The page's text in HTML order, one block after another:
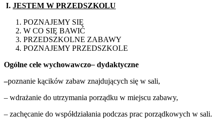
GRUPA
I. JESTEM W PRZEDSZKOLU
POZNAJEMY SIĘ
W CO SIĘ BAWIĆ
PRZEDSZKOLNE ZABAWY
POZNAJEMY PRZEDSZKOLE
Ogólne cele wychowawczo– dydaktyczne
–poznanie kącików zabaw znajdujących się w sali,
– wdrażanie do utrzymania porządku w miejscu zabawy,
– zachęcanie do współdziałania podczas prac porządkowych w sali.